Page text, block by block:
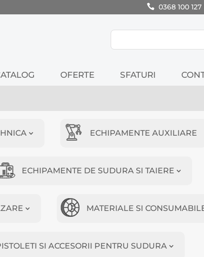
0368 100 127
OFERTE SFATURI
ECHIPAMENTE AUXILIARE
ECHIPAMENTE DE SUDURA SI TAIERE
MATERIALE SI
SI ACCESORII PENTRU SUDURA